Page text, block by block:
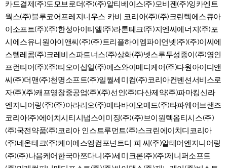
카드결제(주)도모브로더(주)(주)알티베이스(주)모비젠(주)잉카엔트
웍스(주)블루코어프레지니우스 카비 코리아(주)(주)크린텍에스큐아
이소프트(주)(주)한성아이티엘(주)라톤테크(주)지엔씨에너지(주)포
시에스유니원아이앤씨(주)(주)트리플하이엠파이언넷(주)(주)이씨에
스텔레콤(주)크레비스파트너스(주)상화(주)넷스루두성종이(주)영인
프런티어(주)(주)티오이십일(주)에스와이메디케어(주)다원아이디앤
씨(주)더맨(주)천명소프트(주)일월세미컴(주)코리아컨벤션서비스로
자(주)(주)캐프영창중공업(주)(주)선인(주)다산제약(주)파마킹신라
엔지니어링(주)(주)아라리오(주)메타바이오메드(주)타파웨어브랜즈
코리아(주)에이치시티시냅스이미징(주)(주)브이원텍옵티시스(주)
(주)국전약품(주)코리아 인스트루먼트(주)스크린에이치디코리아
(주)네온테크(주)케이에스엠컴포넌트디 피 씨(주)알테어엔지니어링
(주)(주)나음케어한국마쯔다니(주)세미크론(주)(주)제니퍼소프트